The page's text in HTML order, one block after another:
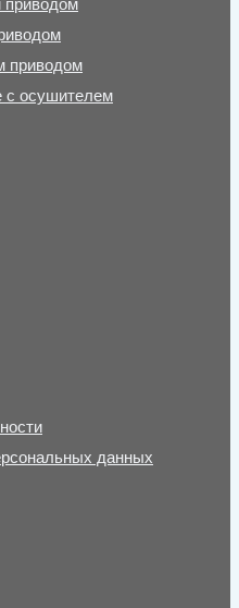
приводом
приводом
с осушителем
данных